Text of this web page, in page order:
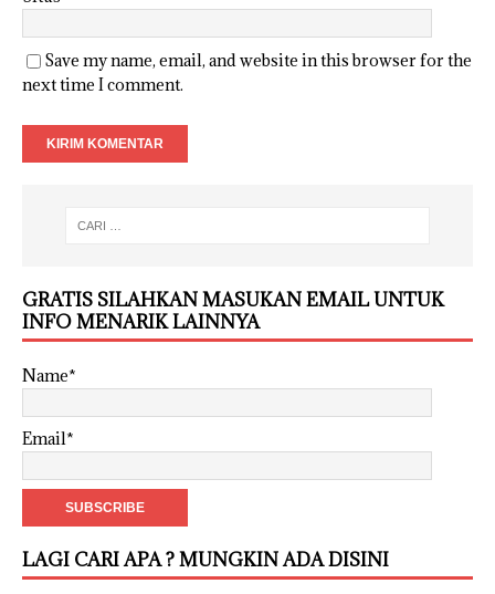
Save my name, email, and website in this browser for the
next time I comment.
GRATIS SILAHKAN MASUKAN EMAIL UNTUK
INFO MENARIK LAINNYA
Name*
Email*
LAGI CARI APA ? MUNGKIN ADA DISINI